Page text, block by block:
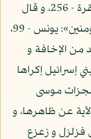
و قد قال سبحانه: «لا إكراه في الدين»: البقرة - 256، و قال
تعالى: «أ فأنت تكره الناس حتى يكونوا مؤمنين»: يونس - 99،
من الإخافة و
إسرائيل إكراها
موسى
عن ظاهرها، و
فزلزل و زعزع